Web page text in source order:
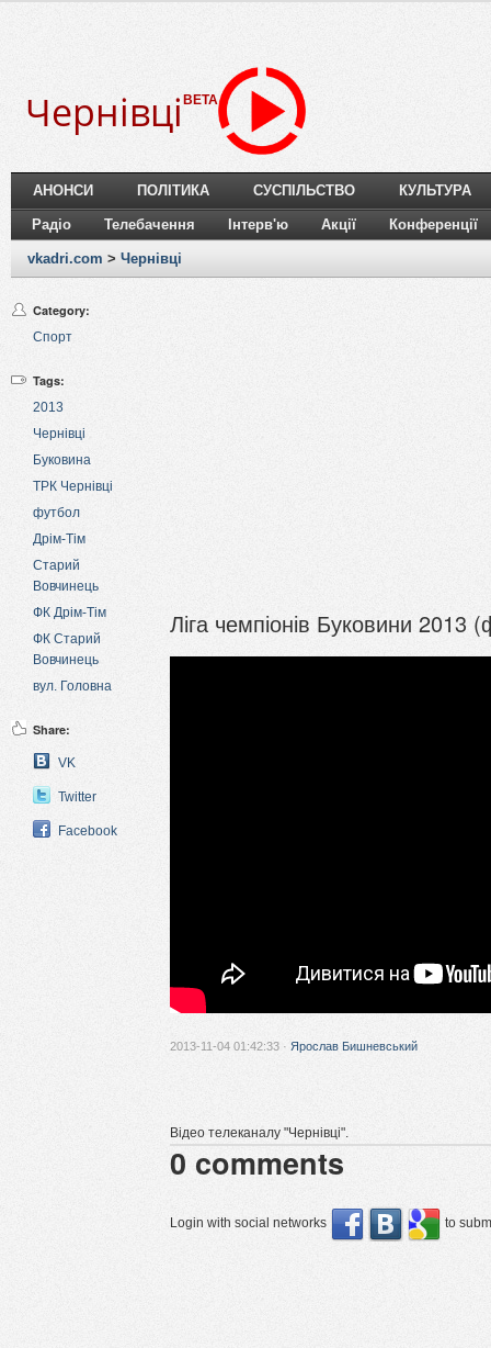
Чернівці BETA
АНОНСИ ПОЛІТИКА СУСПІЛЬСТВО КУЛЬТУРА
Радіо Телебачення Інтерв'ю Акції Конференції
vkadri.com > Чернівці
Category:
Спорт
Tags:
2013
Чернівці
Буковина
ТРК Чернівці
футбол
Дрім-Тім
Старий
Вовчинець
ФК Дрім-Тім
ФК Старий
Вовчинець
вул. Головна
Share:
VK
Twitter
Facebook
Ліга чемпіонів Буковини 2013
2013-11-04 01:42:33 · Ярослав Бишневський
Відео телеканалу "Чернівці".
0 comments
Login with social networks to